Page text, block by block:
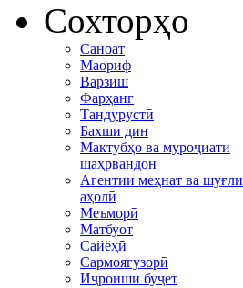
Сохторҳо
Саноат
Маориф
Варзиш
Фарҳанг
Тандурустӣ
Бахши дин
Мактубҳо ва муроҷиати
шаҳрвандон
Агентии меҳнат ва шуғли
аҳолӣ
Меъморӣ
Матбуот
Сайёҳӣ
Сармоягузорӣ
Иҷроиши буҷет